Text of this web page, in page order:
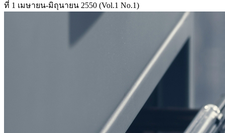
ที่ 1 เมษายน-มิถุนายน 2550 (Vol.1 No.1)